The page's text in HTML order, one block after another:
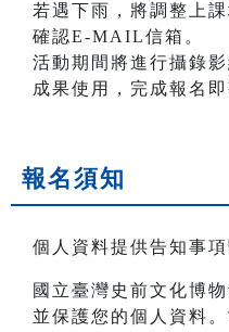
若遇下雨，將調整上
確認E-MAIL信箱。
活動期間將進行攝錄
成果使用，完成報名
報名須知
個人資料提供告知事
國立臺灣史前文化博
並保護您的個人資料